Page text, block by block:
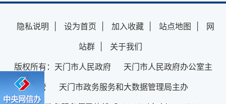
隐私说明 设为首页 加入收藏 站点地图
网
站群
关于我们
版权所有：天门市人民政府 天门市人民政府办公室主
管 天门市政务服务和大数据管理局主办